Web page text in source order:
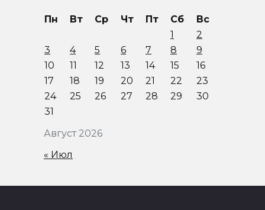
Август 2026
Пн Вт Ср Чт Пт Сб
Вс
1
2
3
4 5 6 7 8
9
10
11 12 13 14 15
16
17
18 19 20 21 22
23
24
25 26 27 28 29
30
31
« Июл